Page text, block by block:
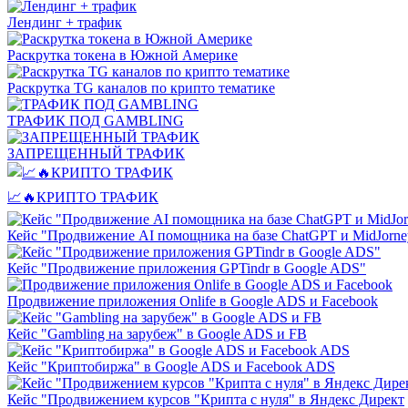
Лендинг + трафик
Раскрутка токена в Южной Америке
Раскрутка TG каналов по крипто тематике
ТРАФИК ПОД GAMBLING
ЗАПРЕЩЕННЫЙ ТРАФИК
📈🔥КРИПТО ТРАФИК
Кейс "Продвижение AI помощника на базе ChatGPT и
Кейс "Продвижение приложения GPTindr в Google ADS"
Продвижение приложения Onlife в Google ADS и Facebook
Кейс "Gambling на зарубеж" в Google ADS и FB
Кейс "Криптобиржа" в Google ADS и Facebook ADS
Кейс "Продвижением курсов "Крипта с нуля" в Яндекс Директ